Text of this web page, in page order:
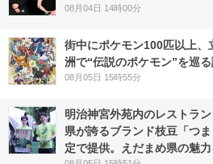
08月04日 14時00分
街中にポケモン100匹以上
洲で“伝説のポケモン”を巡る
08月05日 15時55分
明治神宮外苑内のレストラ
県が誇るブランド枝豆「つ
定で提供。えだまめ県の魅